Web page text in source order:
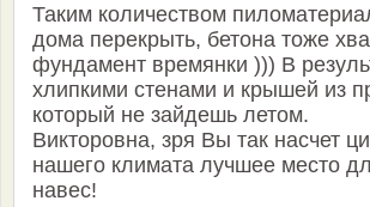
Таким количеством
дома перекрыть, бетона тоже
фундамент времянки ))) В
хлипкими стенами и крышей из
который не зайдешь летом.
Викторовна, зря Вы так насчет
нашего климата лучшее место
навес!